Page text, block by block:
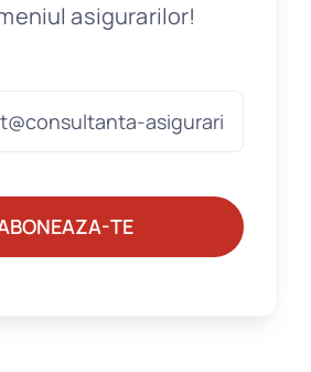
asigurarilor!
TE